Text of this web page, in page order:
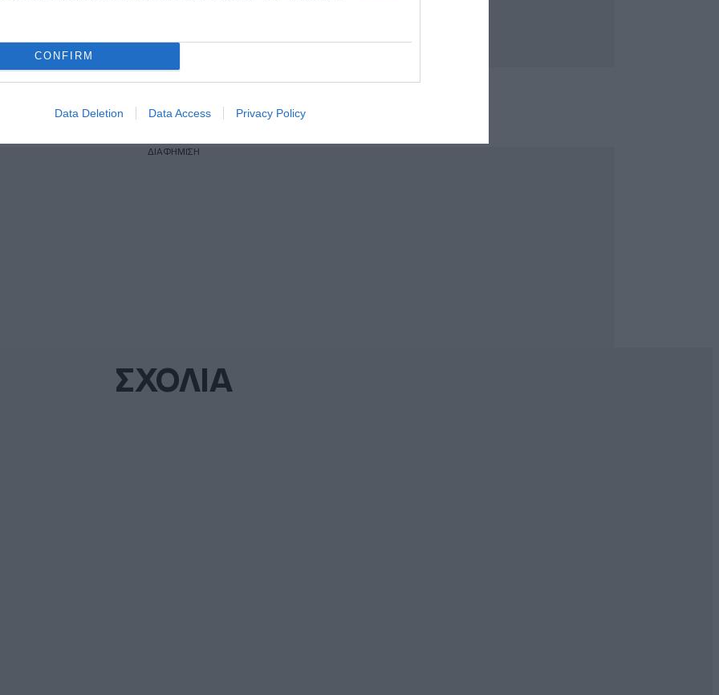
CONFIRM
Data Deletion Data Access Privacy Policy
ΔΙΑΦΗΜΙΣΗ
ΣΧΟΛΙΑ